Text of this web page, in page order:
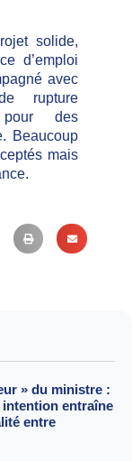
solide,
d’emploi
avec
rupture
pour des
Beaucoup
mais
» du ministre :
entraîne
entre